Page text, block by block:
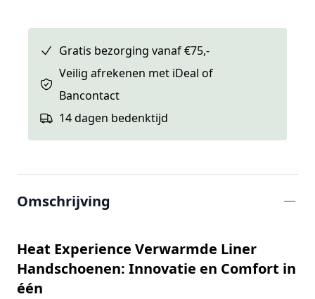
Gratis bezorging vanaf €75,-
Veilig afrekenen met iDeal of
Bancontact
14 dagen bedenktijd
Omschrijving
Heat Experience Verwarmde Liner
Handschoenen: Innovatie en Comfort in
één